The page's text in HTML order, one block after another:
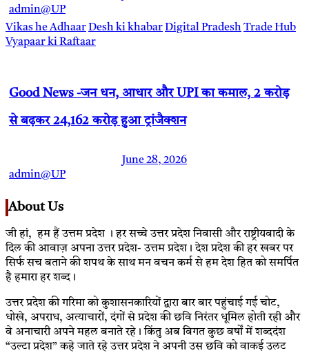
admin@UP
Vikas he AdhaarDesh ki khabarDigital PradeshTrade Hub
Vyapaar ki Raftaar
Good News -जन धन, आधार और UPI का कमाल, 2 करोड़
से बढ़कर 24,162 करोड़ हुआ ट्रांजैक्शन
June 28, 2026
admin@UP
About Us
जी हां, हम हैं उत्तम प्रदेश । हर सच्चे उत्तर प्रदेश निवासी और राष्ट्रीयवादी के
दिल की आवाज़ अपना उत्तर प्रदेश- उत्तम प्रदेश। देश प्रदेश की हर खबर पर
सिर्फ सच बताने की शपथ के साथ मन वचन कर्म से हम देश हित को समर्पित
है हमारा हर शब्द।
उत्तर प्रदेश की गरिमा को कुशासनकारियों द्वारा बार बार पहुंचाई गई चोट,
धोखे, अपराध, अत्याचारों, दंगों से प्रदेश की छवि निरंतर धूमिल होती रही और
वे अनाचारी अपने महल बनाते रहे। किंतु अब विगत कुछ वर्षों में शब्ददंश
“उल्टा प्रदेश” कहे जाते रहे उत्तर प्रदेश ने अपनी उस छवि को वाकई उलट